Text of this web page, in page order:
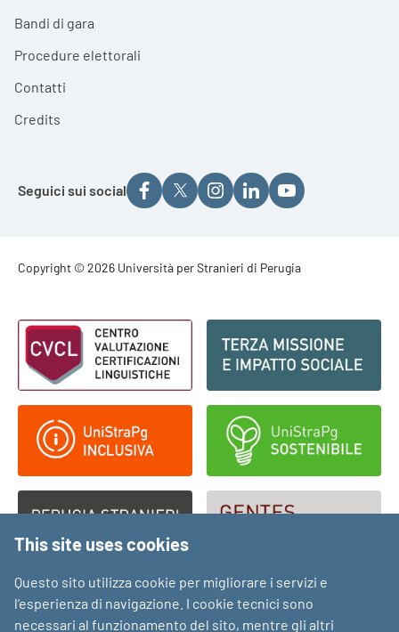
Bandi di gara
Procedure elettorali
Contatti
Credits
Seguici sui social
Footer - Copyright
Copyright © 2026 Università per Stranieri di Perugia
Footer - Loghi
This site uses cookies
Questo sito utilizza cookie per migliorare i servizi e
l’esperienza di navigazione. I cookie tecnici sono
necessari al funzionamento del sito, mentre gli altri